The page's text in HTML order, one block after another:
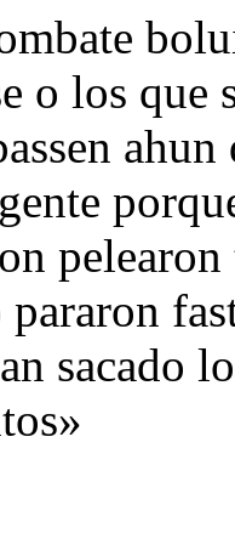
o los que
pararon
sacado